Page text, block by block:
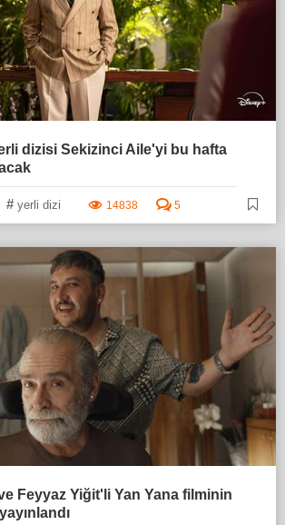
dizisi Sekizinci Aile'yi bu hafta
# yerli dizi 14838 5
Feyyaz Yiğit'li Yan Yana filminin